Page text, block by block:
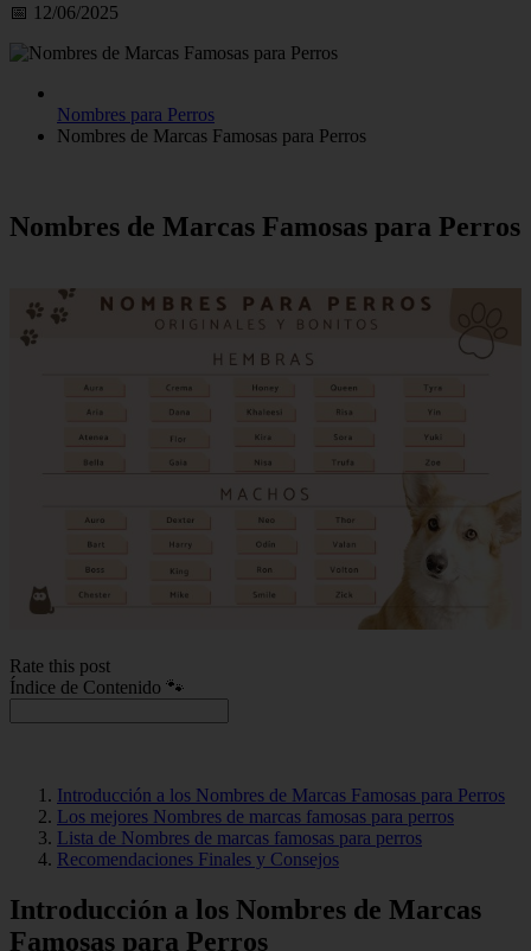
📅 12/06/2025
Nombres para Perros
Nombres de Marcas Famosas para Perros
Nombres de Marcas Famosas para Perros
Rate this post
Índice de Contenido 🐾
Introducción a los Nombres de Marcas Famosas para Perros
Los mejores Nombres de marcas famosas para perros
Lista de Nombres de marcas famosas para perros
Recomendaciones Finales y Consejos
Introducción a los Nombres de Marcas
Famosas para Perros